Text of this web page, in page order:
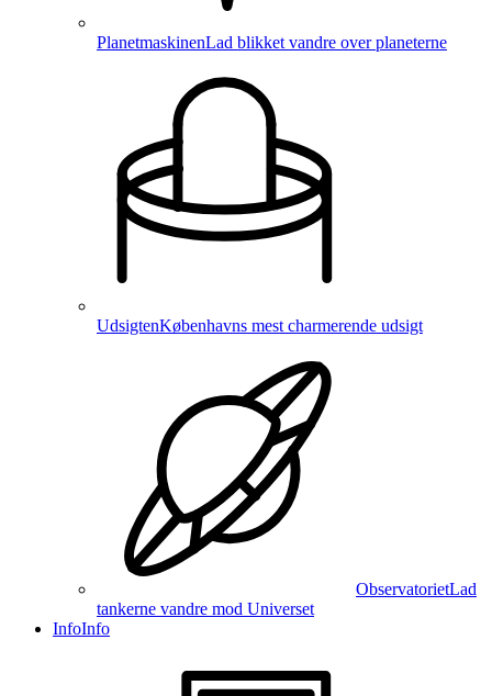
PlanetmaskinenLad blikket vandre over planeterne
UdsigtenKøbenhavns mest charmerende udsigt
ObservatorietLad
tankerne vandre mod Universet
InfoInfo